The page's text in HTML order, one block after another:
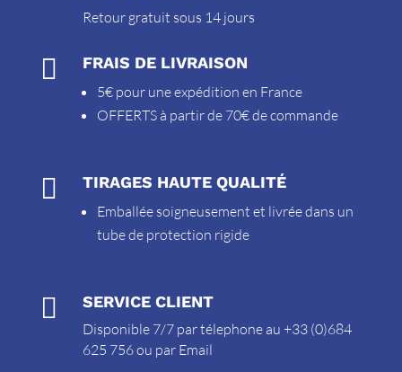
Retour gratuit sous 14 jours
 FRAIS DE LIVRAISON
5€ pour une expédition en France
OFFERTS à partir de 70€ de commande
 TIRAGES HAUTE QUALITÉ
Emballée soigneusement et livrée dans un
tube de protection rigide
 SERVICE CLIENT
Disponible 7/7 par télephone au +33 (0)684
625 756 ou par Email